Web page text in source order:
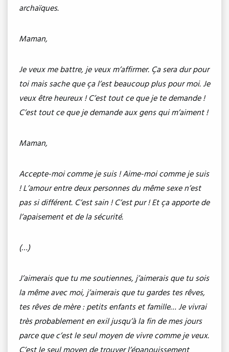
archaïques.
Maman,
Je veux me battre, je veux m’affirmer. Ça sera dur pour
toi mais sache que ça l’est beaucoup plus pour moi. Je
veux être heureux ! C’est tout ce que je te demande !
C’est tout ce que je demande aux gens qui m’aiment !
Maman,
Accepte-moi comme je suis ! Aime-moi comme je suis
! L’amour entre deux personnes du même sexe n’est
pas si différent. C’est sain ! C’est pur ! Et ça apporte de
l’apaisement et de la sécurité.
(…)
J’aimerais que tu me soutiennes, j’aimerais que tu sois
la même avec moi, j’aimerais que tu gardes tes rêves,
tes rêves de mère : petits enfants et famille… Je vivrai
très probablement en exil jusqu’à la fin de mes jours
parce que c’est le seul moyen de vivre comme je veux.